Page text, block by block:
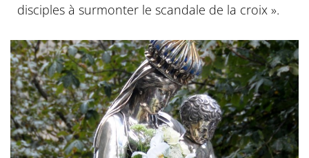
disciples à surmonter le scandale de la croix ».